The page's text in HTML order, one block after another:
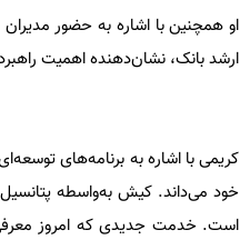
او همچنین با اشاره به حضور
ارشد بانک، نشان‌دهنده اهمیت
کریمی با اشاره به برنامه‌های
خود می‌داند. کیش به‌واسطه پتانسیل
است. خدمت جدیدی که امروز معرفی